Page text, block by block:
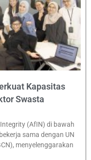
Kapasitas
Swasta
(AfIN) di bawah
sama dengan UN
menyelenggarakan